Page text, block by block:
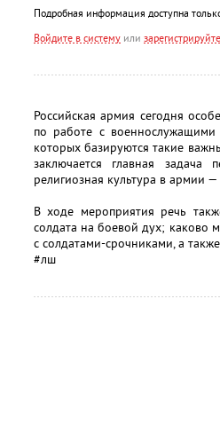
Подробная информация доступна
Войдите в систему или
Российская армия сегодня
по работе с
которых базируются такие
заключается главная
религиозная культура в армии
В ходе мероприятия речь
солдата на боевой дух; каково
с солдатами-срочниками, а
#лш